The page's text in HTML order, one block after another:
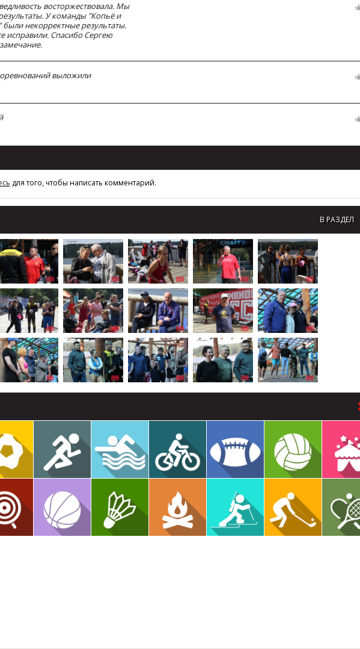
восторжествовала. Мы
У команды "Копьё и
некорректные результаты.
исправили. Спасибо Сергею
выложили
для того, чтобы написать комментарий.
В РАЗДЕЛ